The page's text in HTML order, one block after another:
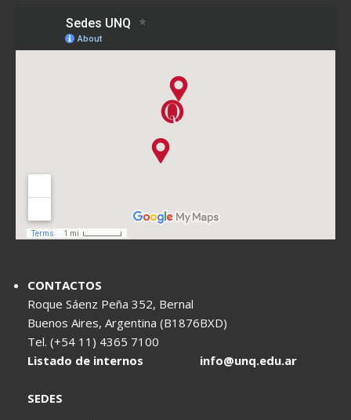
CONTACTOS
Roque Sáenz Peña 352, Bernal
Buenos Aires, Argentina (B1876BXD)
Tel. (+54 11) 4365 7100
Listado de internos
info@unq.edu.ar
SEDES